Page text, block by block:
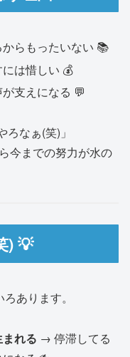
らもったいない 📚
は惜しい 💰
支えになる 💬
なぁ(笑)」
今までの努力が水の
) 💡
あります。
れる → 停滞してる